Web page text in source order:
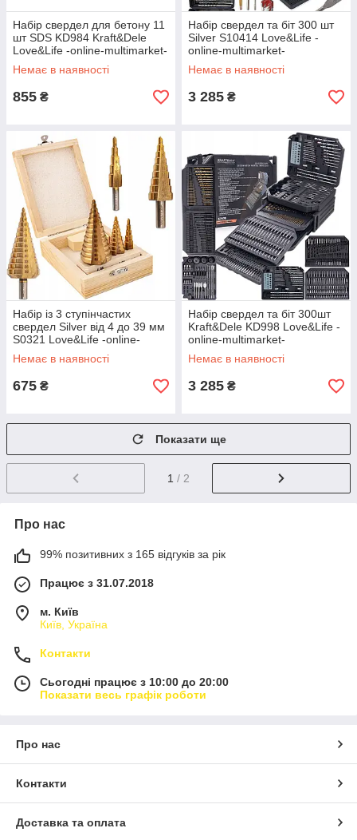
Набір свердел для бетону 11
шт SDS KD984 Kraft&Dele
Love&Life -online-multimarket-
Немає в наявності
855 ₴
Набір свердел та біт 300 шт
Silver S10414 Love&Life -
online-multimarket-
Немає в наявності
3 285 ₴
Набір із 3 ступінчастих
свердел Silver від 4 до 39 мм
S0321 Love&Life -online-
multimarket-
Немає в наявності
675 ₴
Набір свердел та біт 300шт
Kraft&Dele KD998 Love&Life -
online-multimarket-
Немає в наявності
3 285 ₴
Показати ще
1 / 2
Про нас
99% позитивних з 165 відгуків за рік
Працює з 31.07.2018
м. Київ
Київ, Україна
Контакти
Сьогодні працює з 10:00 до 20:00
Показати весь графік роботи
Про нас
Контакти
Доставка та оплата